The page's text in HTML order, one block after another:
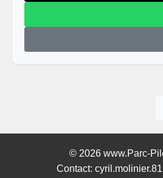
© 2026 www.Parc-
Contact: